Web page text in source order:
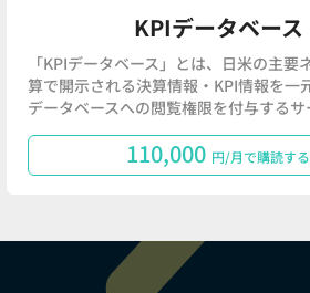
KPIデータベース
「KPIデータベース」とは、日米の主要
算で開示される決算情報・KPI情報を一
データベースへの閲覧権限を付与するサ
110,000 円/月で購読する